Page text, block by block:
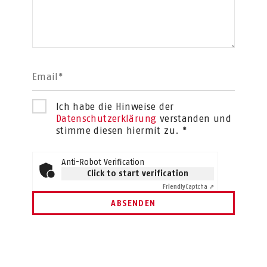
Email*
Ich habe die Hinweise der
Datenschutzerklärung verstanden und
stimme diesen hiermit zu. *
Anti-Robot Verification
Click to start verification
FriendlyCaptcha ⇗
ABSENDEN